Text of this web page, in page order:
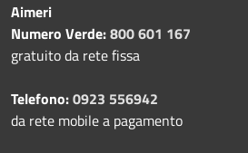
Aimeri
Numero Verde:800 601 167
gratuito da rete fissa
Telefono:0923 556942
da rete mobile a pagamento